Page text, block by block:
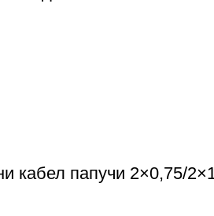
кабел папучи 2×0,75/